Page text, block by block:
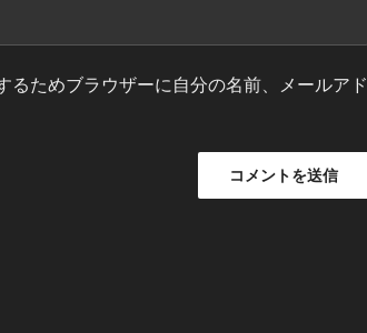
るためブラウザーに自分の名前、メールアド